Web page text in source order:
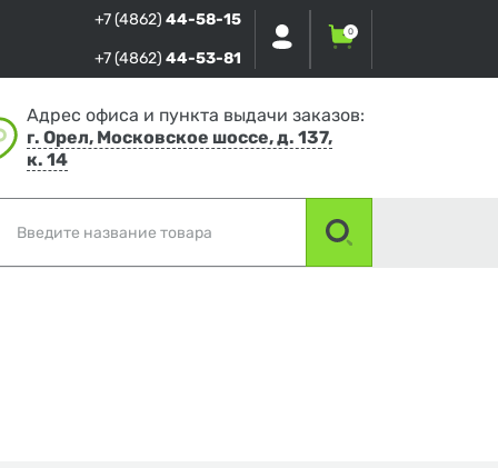
+7 (4862) 44-58-15
+7 (4862) 44-53-81
0
Адрес офиса и пункта выдачи заказов:
г. Орел, Московское шоссе, д. 137,
к. 14